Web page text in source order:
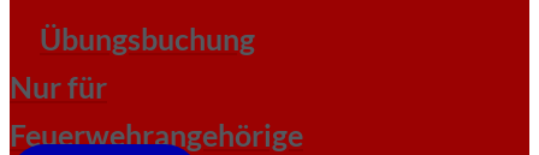
Übungsbuchung
Nur für
Feuerwehrangehörige